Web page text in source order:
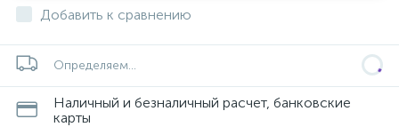
Добавить к сравнению
Определяем...
Наличный и безналичный расчет, банковские
карты